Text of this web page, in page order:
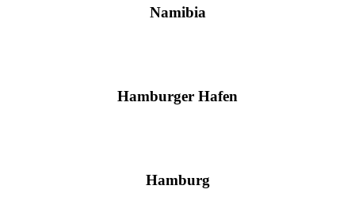
Namibia
Hamburger Hafen
Hamburg